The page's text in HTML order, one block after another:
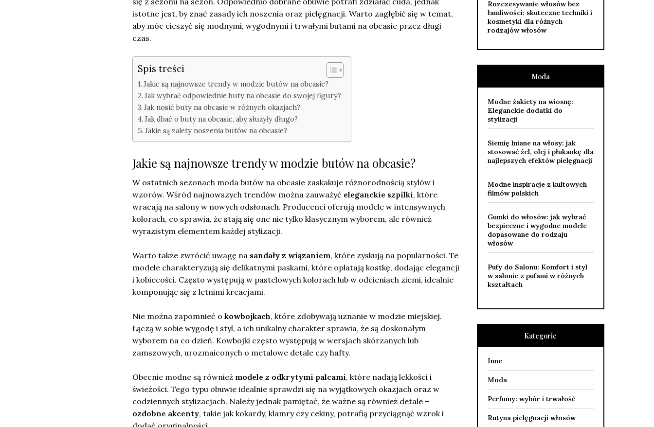
istotne jest, by znać zasady ich noszenia oraz pielęgnacji. Warto zagłębić się w temat,
aby móc cieszyć się modnymi, wygodnymi i trwałymi butami na obcasie przez długi
czas.
Spis treści
Jakie są najnowsze trendy w modzie butów na obcasie?
Jak wybrać odpowiednie buty na obcasie do swojej figury?
Jak nosić buty na obcasie w różnych okazjach?
Jak dbać o buty na obcasie, aby służyły długo?
Jakie są zalety noszenia butów na obcasie?
Jakie są najnowsze trendy w modzie butów na obcasie?
W ostatnich sezonach moda butów na obcasie zaskakuje różnorodnością stylów i
wzorów. Wśród najnowszych trendów można zauważyć eleganckie szpilki, które
wracają na salony w nowych odsłonach. Producenci oferują modele w intensywnych
kolorach, co sprawia, że stają się one nie tylko klasycznym wyborem, ale również
wyrazistym elementem każdej stylizacji.
Warto także zwrócić uwagę na sandały z wiązaniem, które zyskują na popularności. Te
modele charakteryzują się delikatnymi paskami, które oplatają kostkę, dodając elegancji
i kobiecości. Często występują w pastelowych kolorach lub w odcieniach ziemi, idealnie
komponując się z letnimi kreacjami.
Nie można zapomnieć o kowbojkach, które zdobywają uznanie w modzie miejskiej.
Łączą w sobie wygodę i styl, a ich unikalny charakter sprawia, że są doskonałym
wyborem na co dzień. Kowbojki często występują w wersjach skórzanych lub
zamszowych, urozmaiconych o metalowe detale czy hafty.
Obecnie modne są również modele z odkrytymi palcami, które nadają lekkości i
świeżości. Tego typu obuwie idealnie sprawdzi się na wyjątkowych okazjach oraz w
codziennych stylizacjach. Należy jednak pamiętać, że ważne są również detale –
ozdobne akcenty, takie jak kokardy, klamry czy cekiny, potrafią przyciągnąć wzrok i
Rozczesywanie włosów bez
łamliwości: skuteczne techniki i
kosmetyki dla różnych
rodzajów włosów
Moda
Modne żakiety na wiosnę:
Eleganckie dodatki do
stylizacji
Siemię lniane na włosy: jak
stosować żel, olej i płukankę dla
najlepszych efektów pielęgnacji
Modne inspiracje z kultowych
filmów polskich
Gumki do włosów: jak wybrać
bezpieczne i wygodne modele
dopasowane do rodzaju
włosów
Pufy do Salonu: Komfort i styl
w salonie z pufami w różnych
kształtach
Kategorie
Inne
Moda
Perfumy: wybór i trwałość
Rutyna pielęgnacji włosów